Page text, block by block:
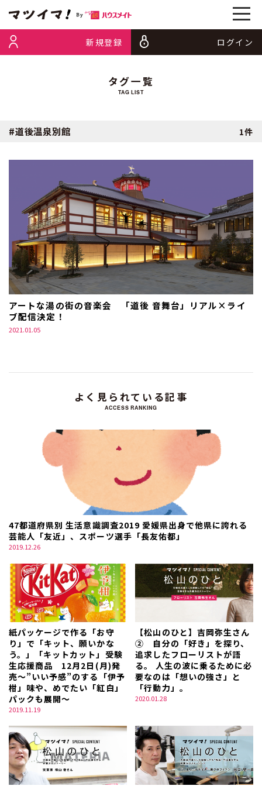
新規登録 ログイン
タグ一覧
TAG LIST
#道後温泉別館 1件
アートな湯の街の音楽会 「道後 音舞台」リアル×ライ
ブ配信決定！
2021.01.05
よく見られている記事
ACCESS RANKING
47都道府県別 生活意識調査2019 愛媛県出身で他県に誇れる
芸能人「友近」、スポーツ選手「長友佑都」
2019.12.26
紙パッケージで作る「お守
り」で「キット、願いかな
う。」「キットカット」受験
生応援商品 12月2日(月)発
売～”いい予感”のする「伊予
柑」味や、めでたい「紅白」
パックも展開～
2019.11.19
【松山のひと】吉岡弥生さん
② 自分の「好き」を探り、
追求したフローリストが語
る。 人生の波に乗るために必
要なのは「想いの強さ」と
「行動力」。
2020.01.28